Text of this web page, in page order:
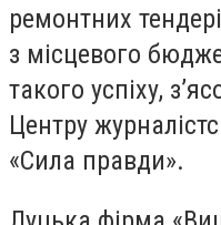
ремонтних
з місцевого
такого успіху,
Центру
«Сила правди».